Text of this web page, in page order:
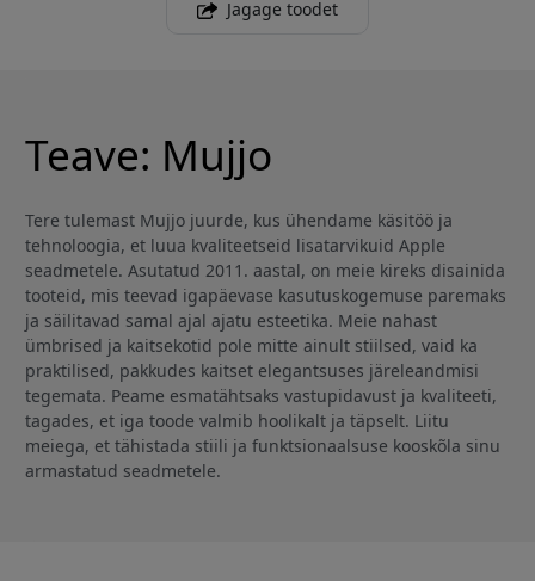
Jagage toodet
Teave: Mujjo
Tere tulemast Mujjo juurde, kus ühendame käsitöö ja
tehnoloogia, et luua kvaliteetseid lisatarvikuid Apple
seadmetele. Asutatud 2011. aastal, on meie kireks disainida
tooteid, mis teevad igapäevase kasutuskogemuse paremaks
ja säilitavad samal ajal ajatu esteetika. Meie nahast
ümbrised ja kaitsekotid pole mitte ainult stiilsed, vaid ka
praktilised, pakkudes kaitset elegantsuses järeleandmisi
tegemata. Peame esmatähtsaks vastupidavust ja kvaliteeti,
tagades, et iga toode valmib hoolikalt ja täpselt. Liitu
meiega, et tähistada stiili ja funktsionaalsuse kooskõla sinu
armastatud seadmetele.